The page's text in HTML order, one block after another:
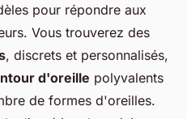
pour répondre aux
Vous trouverez des
, discrets et personnalisés,
d'oreille polyvalents
de formes d'oreilles.